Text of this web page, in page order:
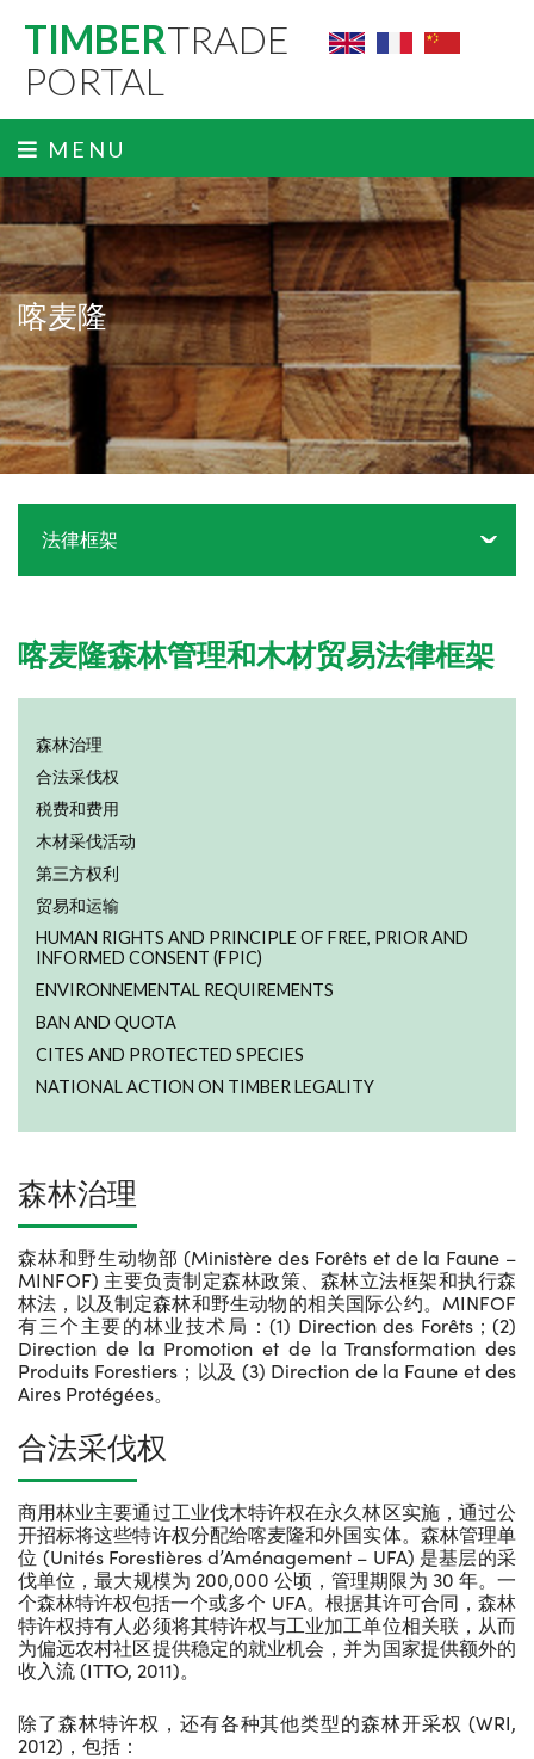
TIMBERTRADE
PORTAL
MENU
喀麦隆
法律框架 ˬ
喀麦隆森林管理和木材贸易法律框架
森林治理
合法采伐权
税费和费用
木材采伐活动
第三方权利
贸易和运输
HUMAN RIGHTS AND PRINCIPLE OF FREE, PRIOR AND
INFORMED CONSENT (FPIC)
ENVIRONNEMENTAL REQUIREMENTS
BAN AND QUOTA
CITES AND PROTECTED SPECIES
NATIONAL ACTION ON TIMBER LEGALITY
森林治理
森林和野生动物部 (Ministère des Forêts et de la Faune –
MINFOF) 主要负责制定森林政策、森林立法框架和执行森
林法，以及制定森林和野生动物的相关国际公约。MINFOF
有三个主要的林业技术局：(1) Direction des Forêts；(2)
Direction de la Promotion et de la Transformation des
Produits Forestiers；以及 (3) Direction de la Faune et des
Aires Protégées。
合法采伐权
商用林业主要通过工业伐木特许权在永久林区实施，通过公
开招标将这些特许权分配给喀麦隆和外国实体。森林管理单
位 (Unités Forestières d’Aménagement – UFA) 是基层的采
伐单位，最大规模为 200,000 公顷，管理期限为 30 年。一
个森林特许权包括一个或多个 UFA。根据其许可合同，森林
特许权持有人必须将其特许权与工业加工单位相关联，从而
为偏远农村社区提供稳定的就业机会，并为国家提供额外的
收入流 (ITTO, 2011)。
除了森林特许权，还有各种其他类型的森林开采权 (WRI,
2012)，包括：